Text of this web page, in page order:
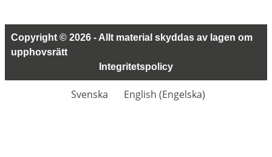
Copyright © 2026 - Allt material skyddas av lagen om
upphovsrätt
Integritetspolicy
Svenska English (Engelska)